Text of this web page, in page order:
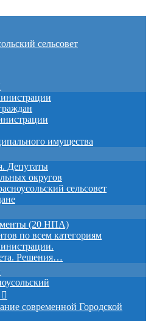
сельсовет
имущества
Депутаты
округов
сельсовет
(20 НПА)
по всем категориям
Решения…
современной Городской